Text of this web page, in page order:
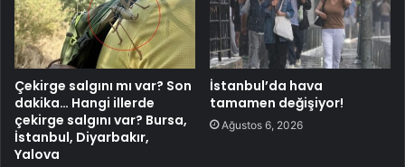
Çekirge salgını mı var? Son
dakika… Hangi illerde
çekirge salgını var? Bursa,
İstanbul, Diyarbakır,
Yalova
İstanbul’da hava
tamamen değişiyor!
Ağustos 6, 2026